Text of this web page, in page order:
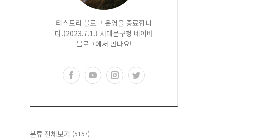
티스토리 블로그 운영을 종료합니
다.(2023.7.1.) 서대문구청 네이버
블로그에서 만나요!
분류 전체보기 (5157)